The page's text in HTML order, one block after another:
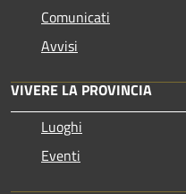
Comunicati
Avvisi
VIVERE LA PROVINCIA
Luoghi
Eventi